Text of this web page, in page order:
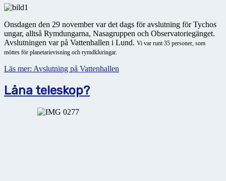
Onsdagen den 29 november var det dags för avslutning för Tychos
ungar, alltså Rymdungarna, Nasagruppen och Observatoriegänget.
Avslutningen var på Vattenhallen i Lund. Vi var runt 35 personer, som
möttes för planetarievisning och rymdkluringar.
Läs mer: Avslutning på Vattenhallen
Låna teleskop?